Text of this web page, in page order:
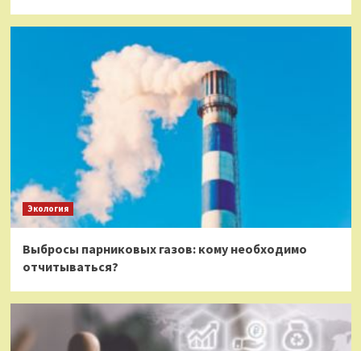
Экология
Выбросы парниковых газов: кому необходимо
отчитываться?